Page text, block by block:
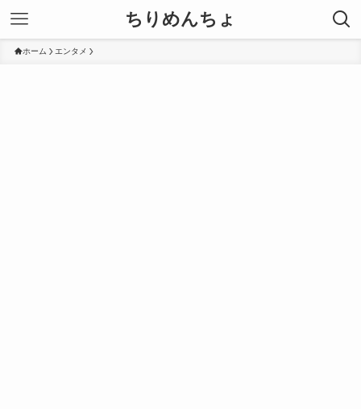
ちりめんちょ
ホーム エンタメ